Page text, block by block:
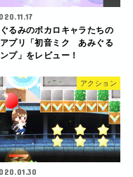
るみのボカロキャラたちの
プリ「初音ミク あみぐる
プ」をレビュー！
アクション